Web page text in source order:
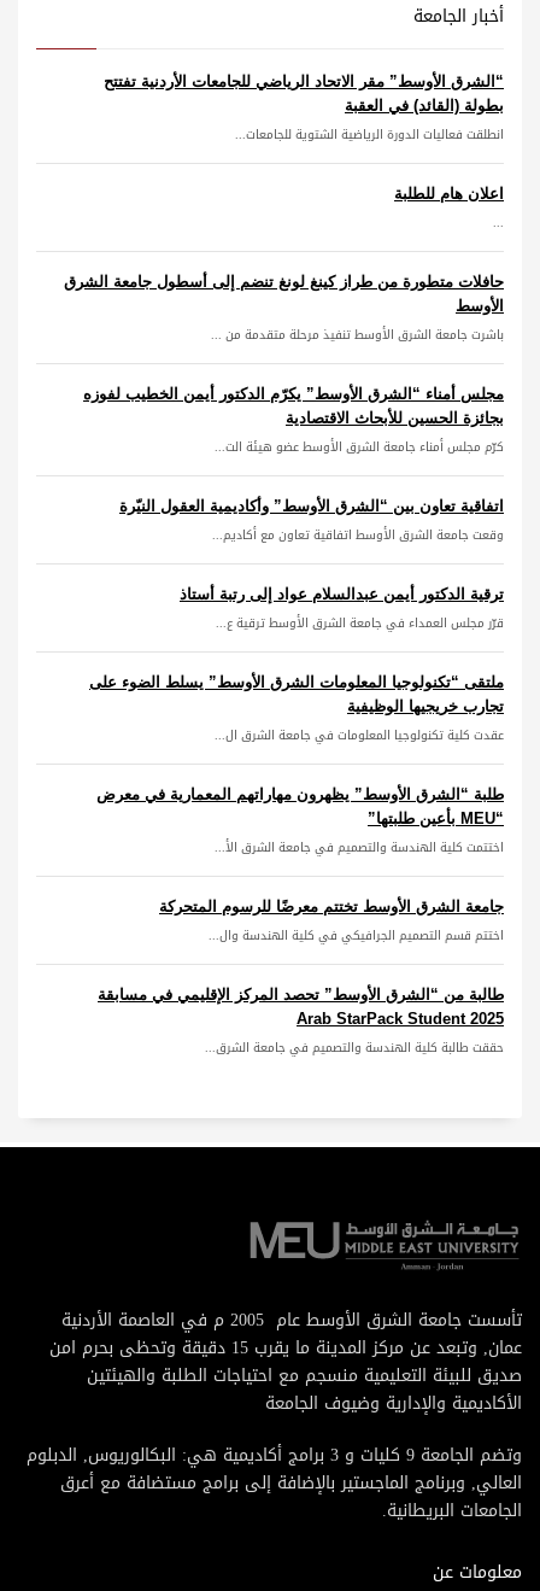
أخبار الجامعة
“الشرق الأوسط” مقر الاتحاد الرياضي للجامعات الأردنية تفتتح
بطولة (القائد) في العقبة
انطلقت فعاليات الدورة الرياضية الشتوية للجامعات...
اعلان هام للطلبة
...
حافلات متطورة من طراز كينغ لونغ تنضم إلى أسطول جامعة الشرق
الأوسط
باشرت جامعة الشرق الأوسط تنفيذ مرحلة متقدمة من ...
مجلس أمناء “الشرق الأوسط” يكرّم الدكتور أيمن الخطيب لفوزه
بجائزة الحسين للأبحاث الاقتصادية
كرّم مجلس أمناء جامعة الشرق الأوسط عضو هيئة الت...
اتفاقية تعاون بين “الشرق الأوسط” وأكاديمية العقول النيّرة
وقعت جامعة الشرق الأوسط اتفاقية تعاون مع أكاديم...
ترقية الدكتور أيمن عبدالسلام عواد إلى رتبة أستاذ
قرّر مجلس العمداء في جامعة الشرق الأوسط ترقية ع...
ملتقى “تكنولوجيا المعلومات الشرق الأوسط” يسلط الضوء على
تجارب خريجيها الوظيفية
عقدت كلية تكنولوجيا المعلومات في جامعة الشرق ال...
طلبة “الشرق الأوسط” يظهرون مهاراتهم المعمارية في معرض
“MEU بأعين طلبتها”
اختتمت كلية الهندسة والتصميم في جامعة الشرق الأ...
جامعة الشرق الأوسط تختتم معرضًا للرسوم المتحركة
اختتم قسم التصميم الجرافيكي في كلية الهندسة وال...
طالبة من “الشرق الأوسط” تحصد المركز الإقليمي في مسابقة
Arab StarPack Student 2025
حققت طالبة كلية الهندسة والتصميم في جامعة الشرق...
تأسست جامعة الشرق الأوسط عام 2005 م في العاصمة الأردنية
عمان, وتبعد عن مركز المدينة ما يقرب 15 دقيقة وتحظى بحرم امن
صديق للبيئة التعليمية منسجم مع احتياجات الطلبة والهيئتين
الأكاديمية والإدارية وضيوف الجامعة
وتضم الجامعة 9 كليات و 3 برامج أكاديمية هي: البكالوريوس, الدبلوم
العالي, وبرنامج الماجستير بالإضافة إلى برامج مستضافة مع أعرق
الجامعات البريطانية.
معلومات عن